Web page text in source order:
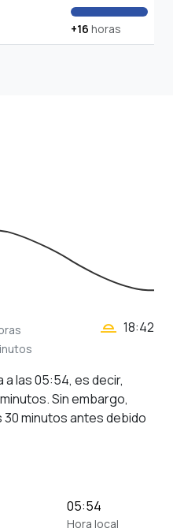
+16 horas
wb_twilight_2 18:42
a las 05:54, es decir,
Sin embargo,
minutos antes debido
05:54
Hora local